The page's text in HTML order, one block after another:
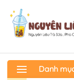
Danh